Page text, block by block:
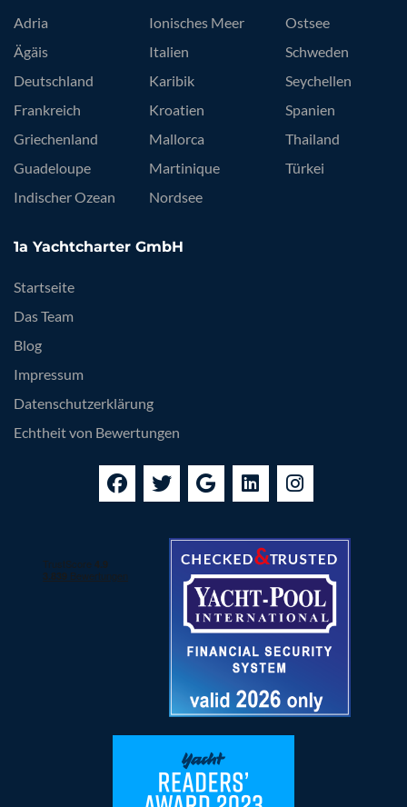
Adria
Ägäis
Deutschland
Frankreich
Griechenland
Guadeloupe
Indischer Ozean
Ionisches Meer
Italien
Karibik
Kroatien
Mallorca
Martinique
Nordsee
Ostsee
Schweden
Seychellen
Spanien
Thailand
Türkei
1a Yachtcharter GmbH
Startseite
Das Team
Blog
Impressum
Datenschutzerklärung
Echtheit von Bewertungen